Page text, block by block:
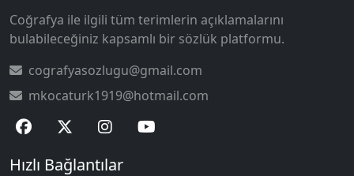
Coğrafya ile ilgili tüm terimlerin açıklamalarını
bulabileceğiniz kapsamlı bir sözlük platformu.
cografyasozlugu@gmail.com
mkocaturk1919@hotmail.com
Hızlı Bağlantılar